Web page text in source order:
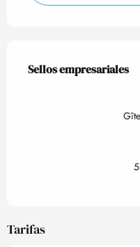
Oferta de
Sellos empresariales
Sellos empresariales
Tarifas